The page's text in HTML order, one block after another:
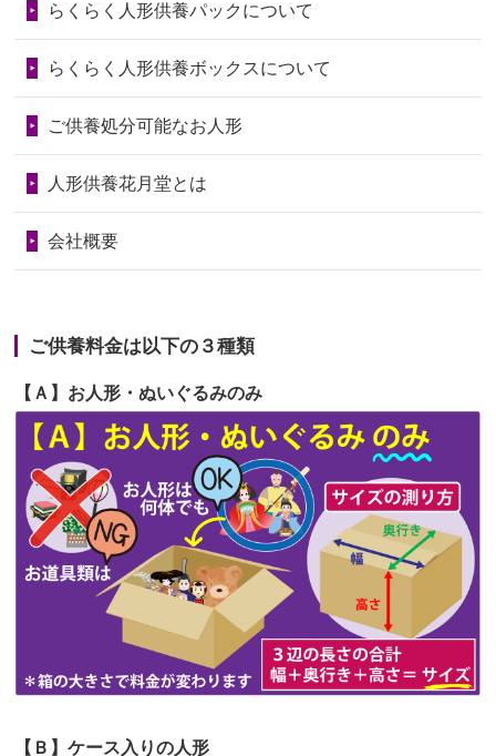
2026/06/28老後のことを考え体力のあるうちに身
2026/06/28人形たちに これまで本当にありがとう
天...
2026/06/24今は亡き両親が孫（私の子供）の初節
句に贈って...
が伸びた時...
2026/06/22
娘の初めてのひな祭りにあわせて、娘
の祖父母か...
2026/06/20
雛人形をお道具も含め一式で引き取っ
てくださる...
第71回人形供養祭令和6年8月1日(木)
第70回人形供養祭令和6年6月21日(金)
第68回人形供養祭令和6年3月22日(金)
第65回人形供養祭令和5年11月09日(木)
第64回人形供養祭令和5年9月21日(木)
第63回人形供養祭 令和5年8月1日(火)
第62回人形供養祭令和5年6月21日(水)
第61回人形供養祭 令和5年5月19日(金)
第60回人形供養祭令和5年3月28日(火)
第59回人形供養祭 令和5年2月10日(金)
第58回人形供養祭令和5年12月21日(水)
らくらく人形供養パックについて
らくらく人形供養ボックスについて
ご供養処分可能なお人形
人形供養花月堂とは
会社概要
ご供養料金は以下の３種類
【Ａ】お人形・ぬいぐるみのみ
【Ｂ】ケース入りの人形